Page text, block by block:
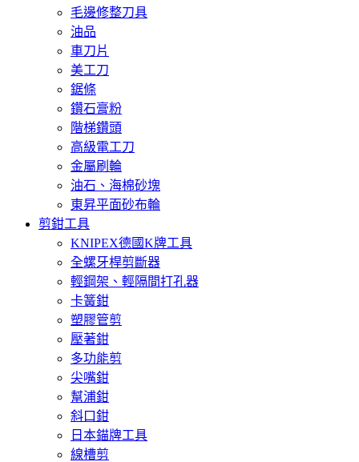
毛邊修整刀具
油品
車刀片
美工刀
鋸條
鑽石膏粉
階梯鑽頭
高級電工刀
金屬刷輪
油石、海棉砂塊
東昇平面砂布輪
剪鉗工具
KNIPEX德國K牌工具
全螺牙桿剪斷器
輕鋼架、輕隔間打孔器
卡簧鉗
塑膠管剪
壓著鉗
多功能剪
尖嘴鉗
幫浦鉗
斜口鉗
日本錨牌工具
線槽剪